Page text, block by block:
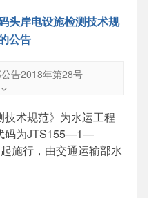
头岸电设施检测技术规
公告
告2018年第28号
告2018年第28号
22日
设施;检测;技术规范
术规范》为水运工程
码为JTS155—1—
施行，由交通运输部水